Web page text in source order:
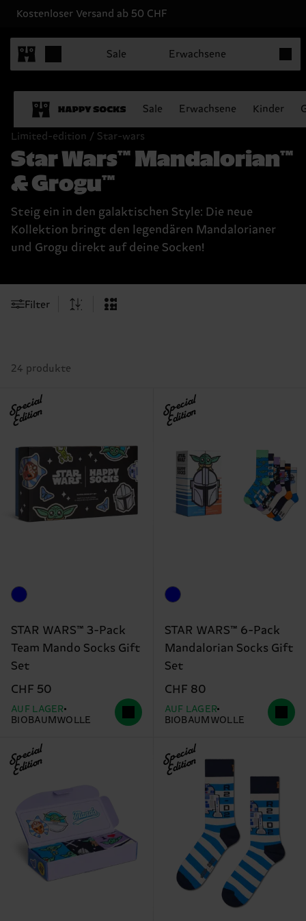
Kostenloser Versand ab 50 CHF
Sale Erwachsene
Sale Erwachsene Kinder
Limited-edition / Star-wars
Star Wars™ Mandalorian™
& Grogu™
Steig ein in den galaktischen Style: Die neue
Kollektion bringt den legendären Mandalorianer
und Grogu direkt auf deine Socken!
Filter
24 produkte
Special
Edition
STAR WARS™ 3-Pack
Team Mando Socks Gift
Set
CHF 50
AUF LAGER
BIOBAUMWOLLE
Special
Edition
STAR WARS™ 6-Pack
Mandalorian Socks Gift
Set
CHF 80
AUF LAGER
BIOBAUMWOLLE
Special
Edition Special
Edition